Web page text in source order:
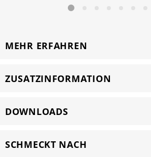
MEHR ERFAHREN
ZUSATZINFORMATION
DOWNLOADS
SCHMECKT NACH